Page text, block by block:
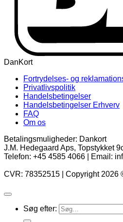
DanKort
Fortrydelses- og
Privatlivspolitik
Handelsbetingelser
Handelsbetingelser Erhverv
FAQ
Om os
Betalingsmuligheder: Dankort
J.M. Hedegaard Aps, Topstykket
Telefon: +45 4585 4066 | Email:
CVR: 78352515 | Copyright 2026
Søg efter: